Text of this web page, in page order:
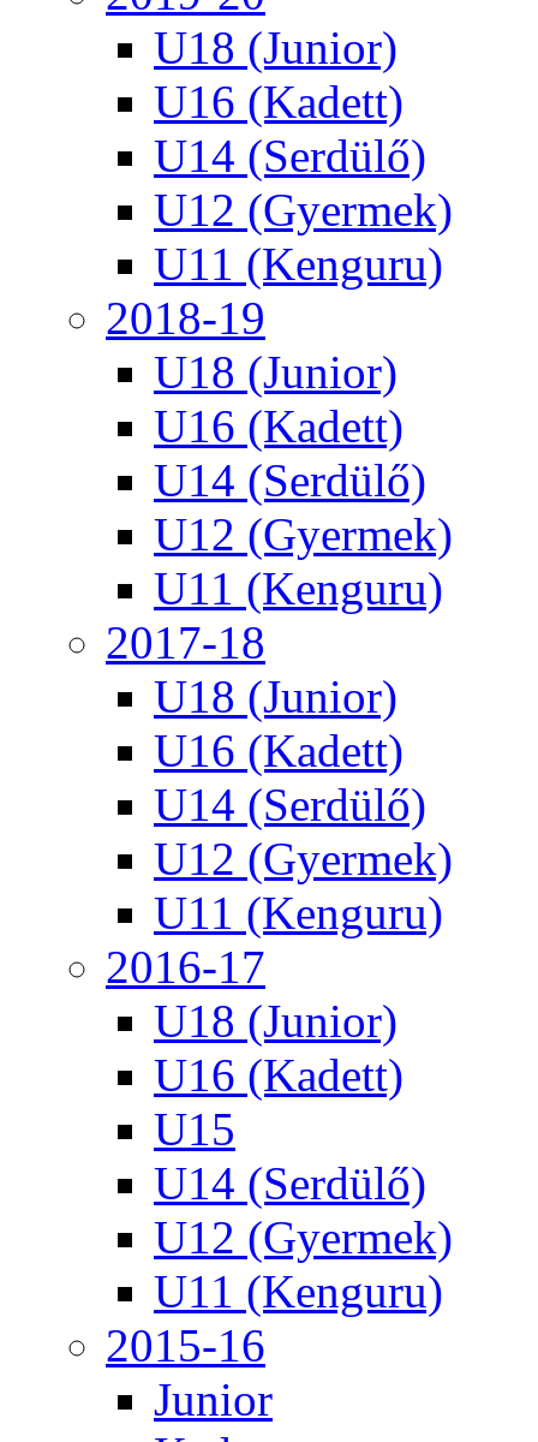
U18 (Junior)
U16 (Kadett)
U14 (Serdülő)
U12 (Gyermek)
U11 (Kenguru)
2018-19
U18 (Junior)
U16 (Kadett)
U14 (Serdülő)
U12 (Gyermek)
U11 (Kenguru)
2017-18
U18 (Junior)
U16 (Kadett)
U14 (Serdülő)
U12 (Gyermek)
U11 (Kenguru)
2016-17
U18 (Junior)
U16 (Kadett)
U15
U14 (Serdülő)
U12 (Gyermek)
U11 (Kenguru)
2015-16
Junior